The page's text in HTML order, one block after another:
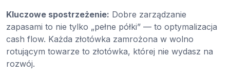
Kluczowe spostrzeżenie: Dobre zarządzanie
zapasami to nie tylko „pełne półki” — to optymalizacja
cash flow. Każda złotówka zamrożona w wolno
rotującym towarze to złotówka, której nie wydasz na
rozwój.